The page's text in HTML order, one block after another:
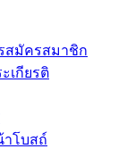
สมัครสมาชิก
เกียรติ
โบสถ์